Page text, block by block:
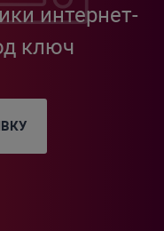
интернет-
ключ